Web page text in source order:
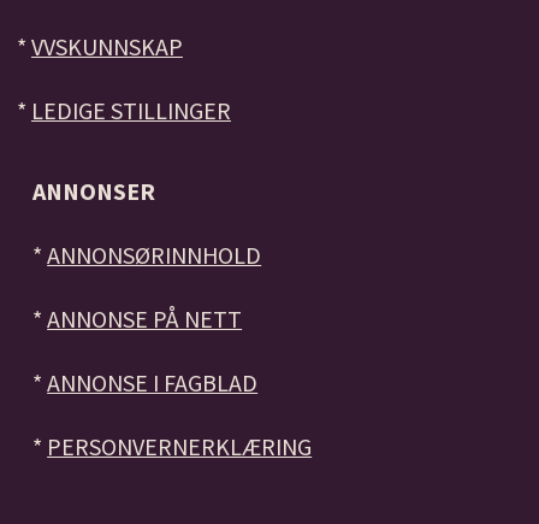
* VVSKUNNSKAP
* LEDIGE STILLINGER
ANNONSER
*ANNONSØRINNHOLD
*ANNONSE PÅ NETT
*ANNONSE I FAGBLAD
* PERSONVERNERKLÆRING